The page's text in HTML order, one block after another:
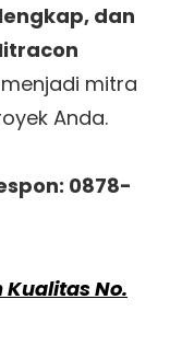
dan
mitra
Anda.
0878-
Kualitas No.